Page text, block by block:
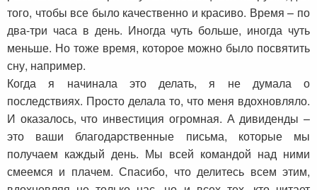
того, чтобы все было качественно и красиво. Время – по
два-три часа в день. Иногда чуть больше, иногда чуть
меньше. Но тоже время, которое можно было посвятить
сну, например.
Когда я начинала это делать, я не думала о
последствиях. Просто делала то, что меня вдохновляло.
И оказалось, что инвестиция огромная. А дивиденды –
это ваши благодарственные письма, которые мы
получаем каждый день. Мы всей командой над ними
смеемся и плачем. Спасибо, что делитесь всем этим,